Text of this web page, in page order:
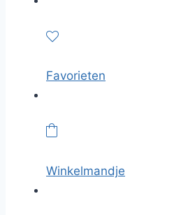
Favorieten
Winkelmandje